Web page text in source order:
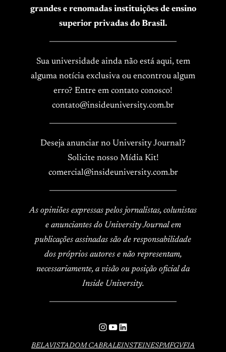
grandes e renomadas instituições de ensino
superior privadas do Brasil.
Sua universidade ainda não está aqui, tem
alguma notícia exclusiva ou encontrou algum
erro? Entre em contato conosco!
contato@insideuniversity.com.br
Deseja anunciar no University Journal?
Solicite nosso Mídia Kit!
comercial@insideuniversity.com.br
As opiniões expressas pelos jornalistas, colunistas
e anunciantes do University Journal em
publicações assinadas são de responsabilidade
dos próprios autores e não representam,
necessariamente, a visão ou posição oficial da
Inside University.
Instagram
YouTube
LinkedIn
BELAVISTADOM CABRALEINSTEINESPMFGVFIA